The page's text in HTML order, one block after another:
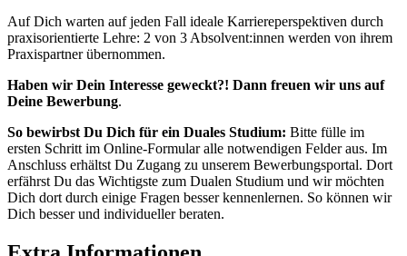
Auf Dich warten auf jeden Fall ideale Karriereperspektiven durch
praxisorientierte Lehre: 2 von 3 Absolvent:innen werden von ihrem
Praxispartner übernommen.
Haben wir Dein Interesse geweckt?! Dann freuen wir uns auf
Deine Bewerbung.
So bewirbst Du Dich für ein Duales Studium: Bitte fülle im
ersten Schritt im Online-Formular alle notwendigen Felder aus. Im
Anschluss erhältst Du Zugang zu unserem Bewerbungsportal. Dort
erfährst Du das Wichtigste zum Dualen Studium und wir möchten
Dich dort durch einige Fragen besser kennenlernen. So können wir
Dich besser und individueller beraten.